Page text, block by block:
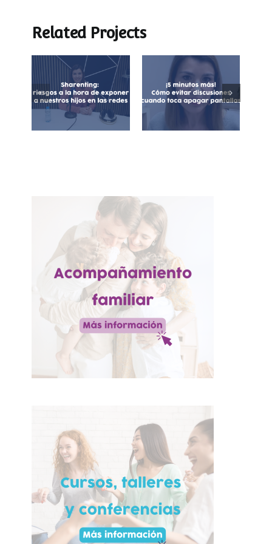
Related Projects
Sharenting:
exposición de
menores en
redes sociales
Cómo evitar
discusiones
cuando toca